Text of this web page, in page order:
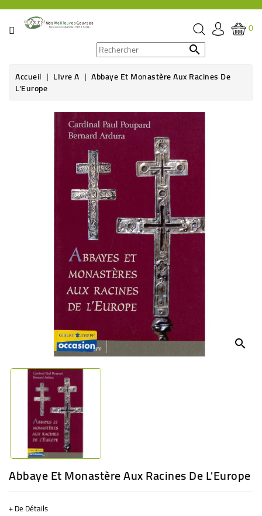
CATÉGORIE
ÉPICERIE
0

Accueil LIvre A Abbaye Et Monastère Aux Racines De
L'Europe
Rupture de stock
search
Abbaye Et Monastère Aux Racines De L'Europe
+ De Détails